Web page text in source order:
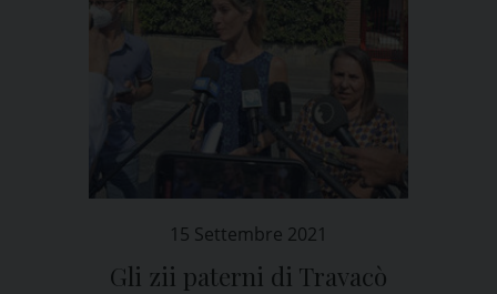
15 Settembre 2021
Gli zii paterni di Travacò